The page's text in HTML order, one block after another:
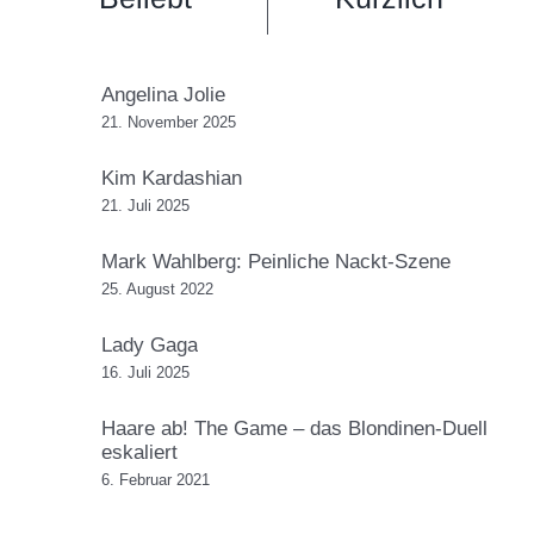
Angelina Jolie
21. November 2025
Kim Kardashian
21. Juli 2025
Mark Wahlberg: Peinliche Nackt-Szene
25. August 2022
Lady Gaga
16. Juli 2025
Haare ab! The Game – das Blondinen-Duell
eskaliert
6. Februar 2021